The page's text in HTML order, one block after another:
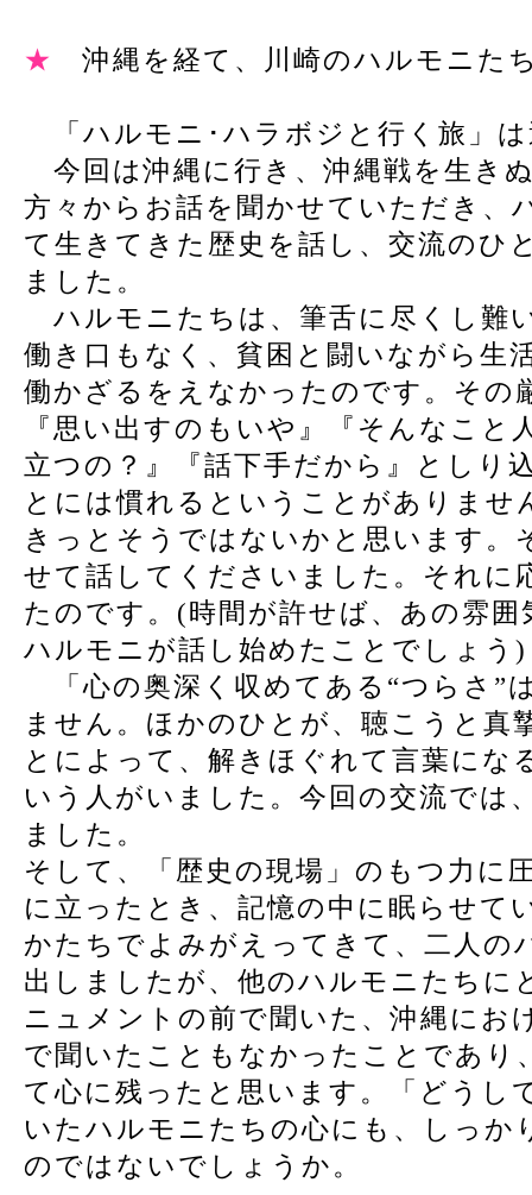
★ 沖縄を経て、川崎のハルモニ
「ハルモニ･ハラボジと行く旅」
今回は沖縄に行き、沖縄戦を生き
方々からお話を聞かせていただき、
て生きてきた歴史を話し、交流のひ
ました。
ハルモニたちは、筆舌に尽くし難
働き口もなく、貧困と闘いながら生
働かざるをえなかったのです。その
『思い出すのもいや』『そんなこと
立つの？』『話下手だから』としり
とには慣れるということがありませ
きっとそうではないかと思います。
せて話してくださいました。それに
たのです。(時間が許せば、あの雰
ハルモニが話し始めたことでしょう)
「心の奥深く収めてある“つらさ”
ません。ほかのひとが、聴こうと真
とによって、解きほぐれて言葉にな
いう人がいました。今回の交流では
ました。
そして、「歴史の現場」のもつ力に
に立ったとき、記憶の中に眠らせて
かたちでよみがえってきて、二人の
出しましたが、他のハルモニたちに
ニュメントの前で聞いた、沖縄にお
で聞いたこともなかったことであり
て心に残ったと思います。「どうし
いたハルモニたちの心にも、しっか
のではないでしょうか。